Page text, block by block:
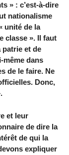
» : c’est-à-dire
nationalisme
unité de la
classe ». Il faut
patrie et de
même dans
de le faire. Ne
Donc,
et leur
de dire la
de qui la
expliquer